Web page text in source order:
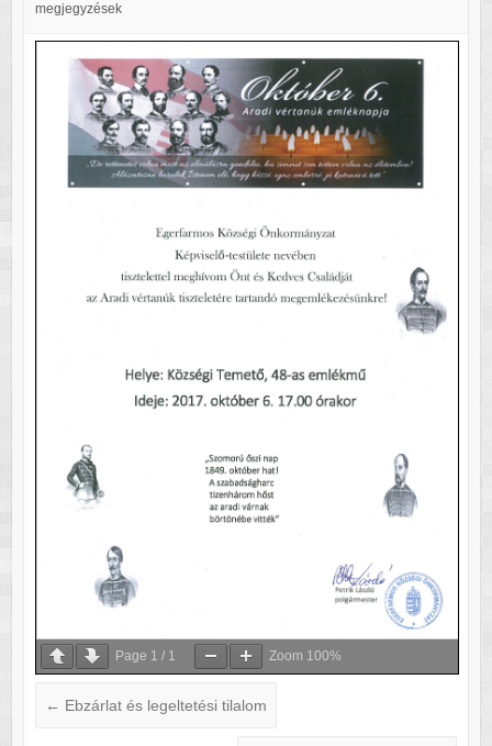
megjegyzések
Page 1 / 1 Zoom 100%
← Ebzárlat és legeltetési tilalom